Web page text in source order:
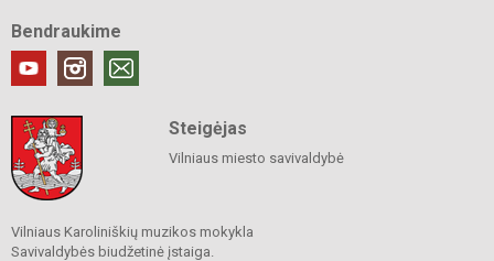
Bendraukime
Steigėjas
Vilniaus miesto savivaldybė
Vilniaus Karoliniškių muzikos mokykla
Savivaldybės biudžetinė įstaiga.